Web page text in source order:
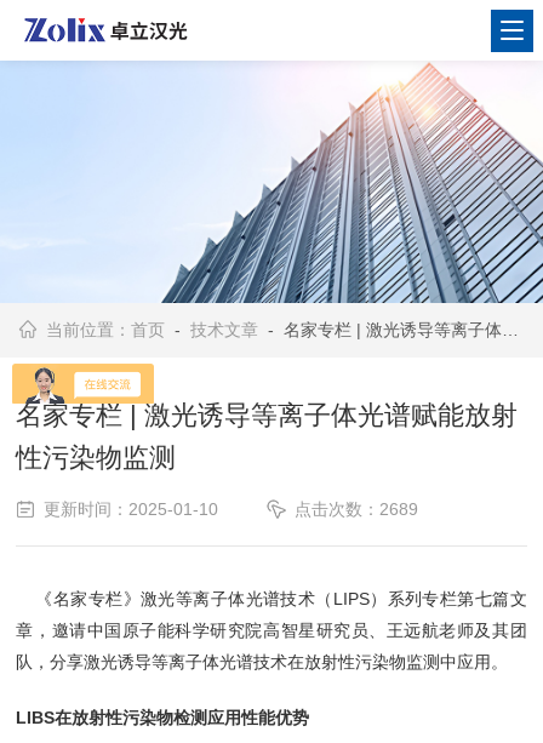
当前位置：首页 -技术文章 - 名家专栏 | 激光诱导等离子体光谱赋能放射性污染物监测
名家专栏 | 激光诱导等离子体光谱赋能放射
性污染物监测
更新时间：2025-01-10 点击次数：2689
《名家专栏》激光等离子体光谱技术（LIPS）系列专栏第七篇文
章，邀请中国原子能科学研究院高智星研究员、王远航老师及其团
队，分享激光诱导等离子体光谱技术在放射性污染物监测中应用。
LIBS在放射性污染物检测应用性能优势